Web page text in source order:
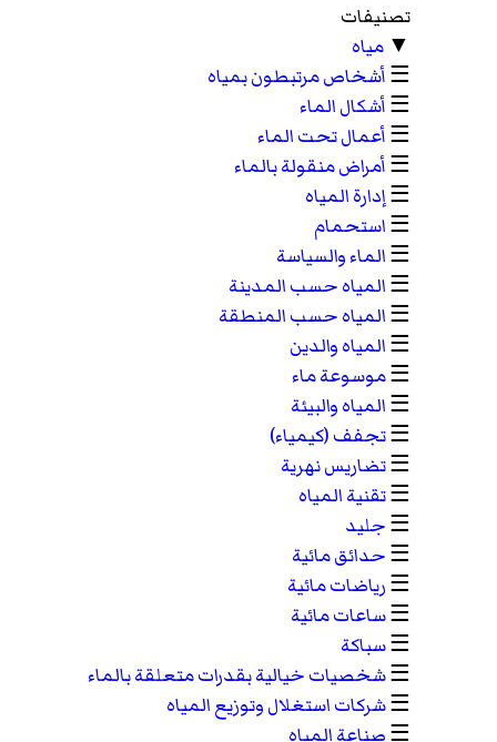
تصنيفات
▼ مياه
☰أشخاص مرتبطون بمياه
☰أشكال الماء
☰أعمال تحت الماء
☰أمراض منقولة بالماء
☰إدارة المياه
☰استحمام
☰الماء والسياسة
☰المياه حسب المدينة
☰المياه حسب المنطقة
☰المياه والدين
☰موسوعة ماء
☰المياه والبيئة
☰تجفف (كيمياء)
☰تضاريس نهرية
☰تقنية المياه
☰جليد
☰حدائق مائية
☰رياضات مائية
☰ساعات مائية
☰سباكة
☰شخصيات خيالية بقدرات متعلقة بالماء
☰شركات استغلال وتوزيع المياه
☰صناعة المياه